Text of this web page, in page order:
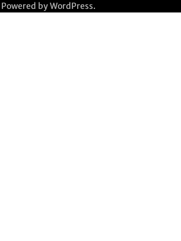
Powered byWordPress.